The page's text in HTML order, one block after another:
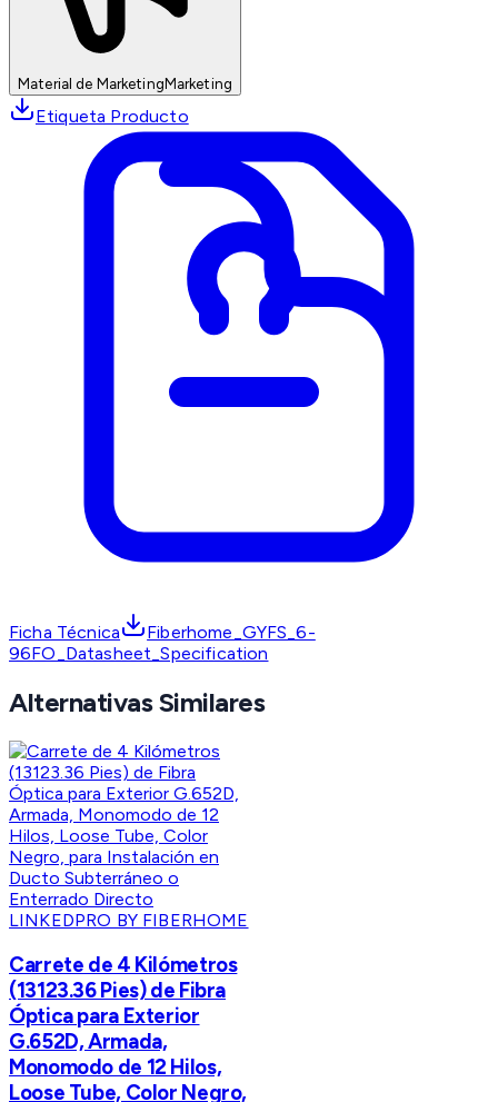
Material de MarketingMarketing
Etiqueta Producto
Ficha Técnica
Fiberhome_GYFS_6-
96FO_Datasheet_Specification
Alternativas Similares
LINKEDPRO BY FIBERHOME
Carrete de 4 Kilómetros
(13123.36 Pies) de Fibra
Óptica para Exterior
G.652D, Armada,
Monomodo de 12 Hilos,
Loose Tube, Color Negro,